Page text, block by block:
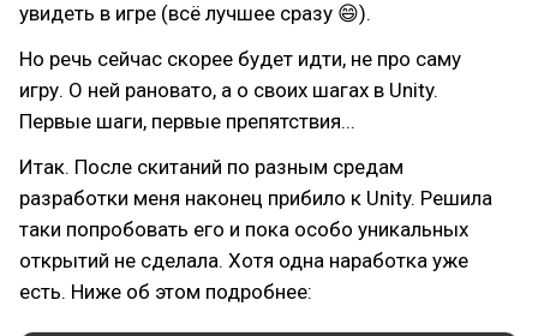
увидеть в игре (всё лучшее сразу 😄).
Но речь сейчас скорее будет идти, не про саму
игру. О ней рановато, а о своих шагах в Unity.
Первые шаги, первые препятствия...
Итак. После скитаний по разным средам
разработки меня наконец прибило к Unity. Решила
таки попробовать его и пока особо уникальных
открытий не сделала. Хотя одна наработка уже
есть. Ниже об этом подробнее: